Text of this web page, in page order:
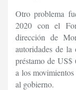
Otro problema
2020 con el
dirección de
autoridades de
préstamo de
a los
al gobierno.